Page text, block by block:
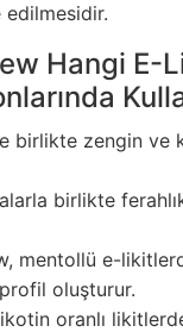
edilmesidir.
Hangi E-
birlikte zengin ve
birlikte
mentollü e-
oluşturur.
oranlı